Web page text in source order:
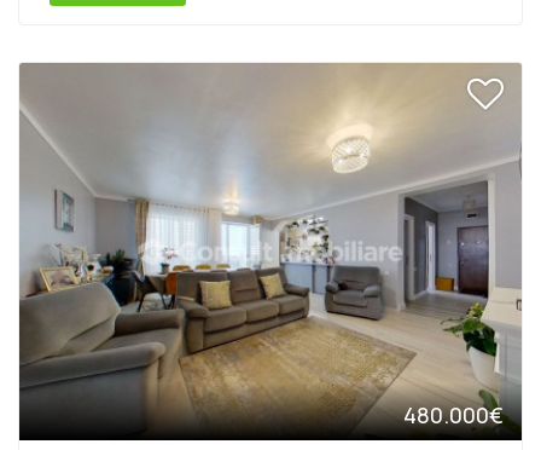
480.000€